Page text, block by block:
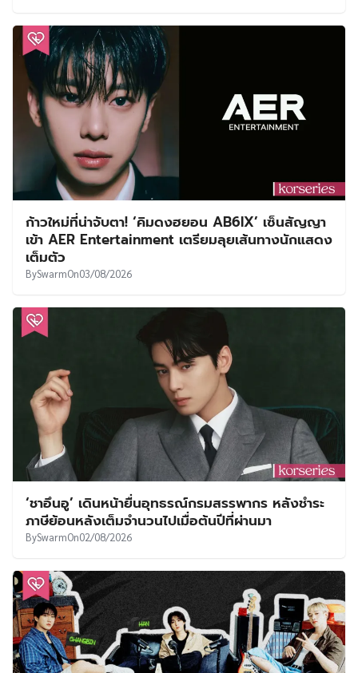
ก้าวใหม่ที่น่าจับตา! ‘คิมดงฮยอน AB6IX’ เซ็นสัญญา
เข้า AER Entertainment เตรียมลุยเส้นทางนักแสดง
เต็มตัว
BySwarmOn03/08/2026
‘ชาอึนอู’ เดินหน้ายื่นอุทธรณ์กรมสรรพากร หลังชำระ
ภาษีย้อนหลังเต็มจำนวนไปเมื่อต้นปีที่ผ่านมา
BySwarmOn02/08/2026